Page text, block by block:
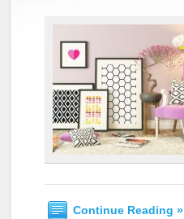
Continue Reading »